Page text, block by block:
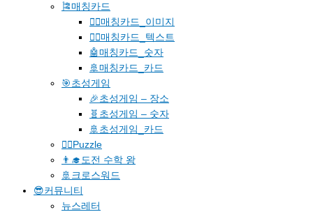
🎏매칭카드
🐱‍🚀매칭카드_이미지
🐱‍👓매칭카드_텍스트
🤖매칭카드_숫자
🚢매칭카드_카드
🎯초성게임
🎉초성게임 – 장소
🧬초성게임 – 숫자
🚢초성게임_카드
🧗‍♀️Puzzle
👨‍🎓도전 수학 왕
🚢크로스워드
😎커뮤니티
뉴스레터